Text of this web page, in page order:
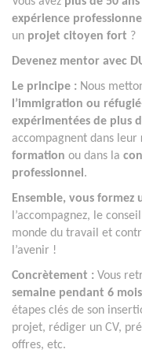
expérience
un projet citoyen fort ?
Devenez mentor avec
Le principe : Nous
l’immigration ou
expérimentées de plus
accompagnent dans leur
formation ou dans la
professionnel .
Ensemble, vous formez
l’accompagnez, le
monde du travail et
l’avenir !
Concrètement : Vous
semaine pendant 6 mois
étapes clés de son
projet, rédiger un CV,
offres, etc.